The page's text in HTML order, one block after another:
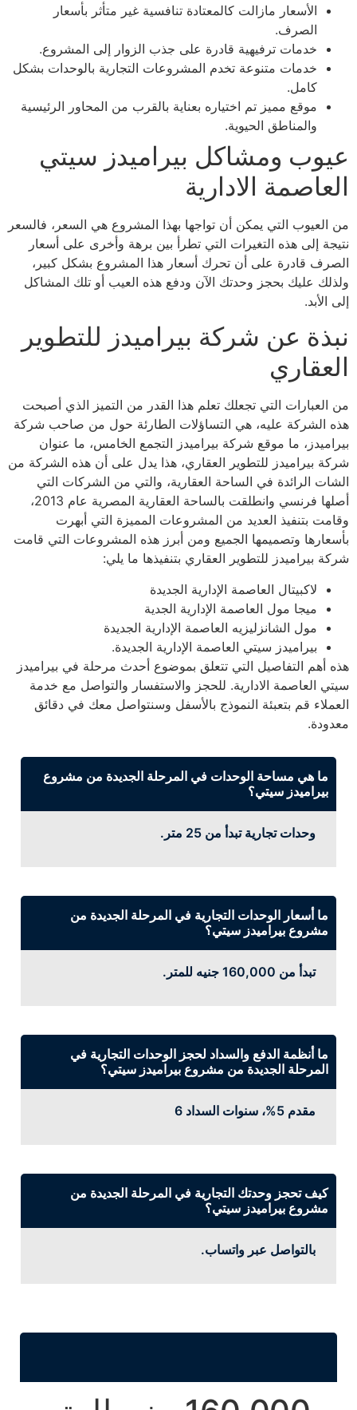
الأسعار مازالت كالمعتادة تنافسية غير متأثر بأسعار
الصرف.
خدمات ترفيهية قادرة على جذب الزوار إلى المشروع.
خدمات متنوعة تخدم المشروعات التجارية بالوحدات بشكل
كامل.
موقع مميز تم اختياره بعناية بالقرب من المحاور الرئيسية
والمناطق الحيوية.
عيوب ومشاكل بيراميدز سيتي
العاصمة الادارية
من العيوب التي يمكن أن تواجها بهذا المشروع هي السعر، فالسعر
نتيجة إلى هذه التغيرات التي تطرأ بين برهة وأخرى على أسعار
الصرف قادرة على أن تحرك أسعار هذا المشروع بشكل كبير،
ولذلك عليك بحجز وحدتك الآن ودفع هذه العيب أو تلك المشاكل
إلى الأبد.
نبذة عن شركة بيراميدز للتطوير
العقاري
من العبارات التي تجعلك تعلم هذا القدر من التميز الذي أصبحت
هذه الشركة عليه، هي التساؤلات الطارئة حول من صاحب شركة
بيراميدز، ما موقع شركة بيراميدز التجمع الخامس، ما عنوان
شركة بيراميدز للتطوير العقاري، هذا يدل على أن هذه الشركة من
الشات الرائدة في الساحة العقارية، والتي من الشركات التي
أصلها فرنسي وانطلقت بالساحة العقارية المصرية عام 2013،
وقامت بتنفيذ العديد من المشروعات المميزة التي أبهرت
بأسعارها وتصميمها الجميع ومن أبرز هذه المشروعات التي قامت
شركة بيراميدز للتطوير العقاري بتنفيذها ما يلي:
لاكبيتال العاصمة الإدارية الجديدة
ميجا مول العاصمة الإدارية الجدية
مول الشانزليزيه العاصمة الإدارية الجديدة
بيراميدز سيتي العاصمة الإدارية الجديدة.
هذه أهم التفاصيل التي تتعلق بموضوع أحدث مرحلة في بيراميدز
سيتي العاصمة الادارية. للحجز والاستفسار والتواصل مع خدمة
العملاء قم بتعبئة النموذج بالأسفل وسنتواصل معك في دقائق
معدودة.
ما هي مساحة الوحدات في المرحلة الجديدة من مشروع
بيراميدز سيتي؟
وحدات تجارية تبدأ من 25 متر.
ما أسعار الوحدات التجارية في المرحلة الجديدة من
مشروع بيراميدز سيتي؟
تبدأ من 160,000 جنيه للمتر.
ما أنظمة الدفع والسداد لحجز الوحدات التجارية في
المرحلة الجديدة من مشروع بيراميدز سيتي؟
مقدم 5%، سنوات السداد 6
كيف تحجز وحدتك التجارية في المرحلة الجديدة من
مشروع بيراميدز سيتي؟
بالتواصل عبر واتساب.